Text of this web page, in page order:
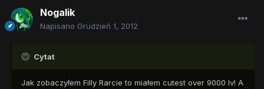
Nogalik
Napisano Grudzień 1, 2012
Cytat
Jak zobaczyłem Filly Rarcie to miałem cutest over 9000 lv! A